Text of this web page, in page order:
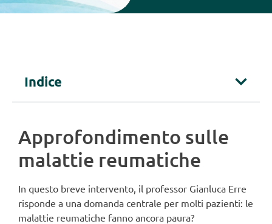
Indice
Approfondimento sulle
malattie reumatiche
In questo breve intervento, il professor Gianluca Erre
risponde a una domanda centrale per molti pazienti: le
malattie reumatiche fanno ancora paura?